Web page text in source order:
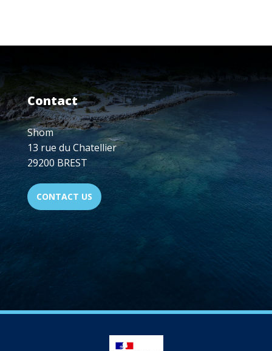
Contact
Shom
13 rue du Chatellier
29200 BREST
CONTACT US